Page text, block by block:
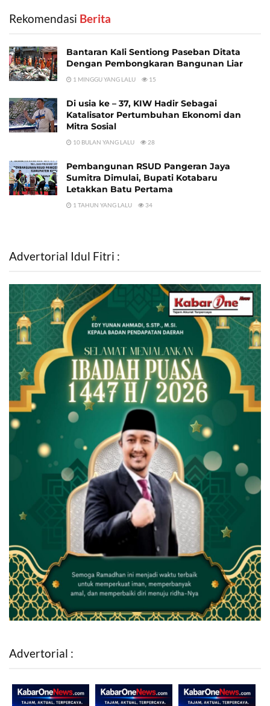
Rekomendasi ‎ Berita
Bantaran Kali Sentiong Paseban Ditata
Dengan Pembongkaran Bangunan Liar
1 MINGGU YANG LALU 15
Di usia ke – 37, KIW Hadir Sebagai
Katalisator Pertumbuhan Ekonomi dan
Mitra Sosial
10 BULAN YANG LALU 28
Pembangunan RSUD Pangeran Jaya
Sumitra Dimulai, Bupati Kotabaru
Letakkan Batu Pertama
1 TAHUN YANG LALU 34
Advertorial Idul Fitri :
Advertorial :